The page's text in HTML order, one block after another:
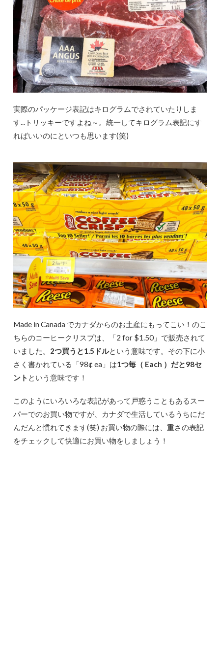
実際のパッケージ表記はキログラムでされていたりしま
す...トリッキーですよね～。統一してキログラム表記にす
ればいいのにといつも思います(笑)
Made in Canada でカナダからのお土産にもってこい！のこ
ちらのコーヒークリスプは、「2 for $1.50」で販売されて
いました。 2つ買うと1.5ドルという意味です。その下に小
さく書かれている「98¢ ea」は1つ毎（ Each ）だと98セ
ント という意味です！
このようにいろいろな表記があって戸惑うこともあるスー
パーでのお買い物ですが、カナダで生活しているうちにだ
んだんと慣れてきます(笑) お買い物の際には、重さの表記
をチェックして快適にお買い物をしましょう！